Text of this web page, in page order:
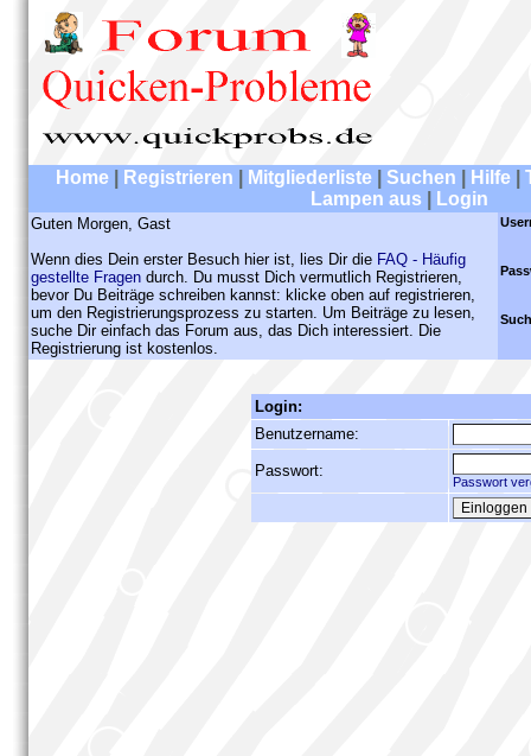
Home Registrieren Mitgliederliste Suchen Hilfe
Lampen aus
Login
Guten Morgen, Gast
Wenn dies Dein erster Besuch hier ist, lies Dir die FAQ - Häufig
gestellte Fragen durch. Du musst Dich vermutlich Registrieren,
bevor Du Beiträge schreiben kannst: klicke oben auf registrieren,
um den Registrierungsprozess zu starten. Um Beiträge zu lesen,
suche Dir einfach das Forum aus, das Dich interessiert. Die
Registrierung ist kostenlos.
Login:
Benutzername:
Passwort:
Passwort